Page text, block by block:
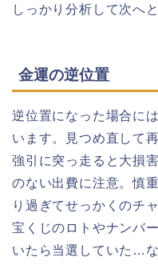
しっかり分析して次へ
金運の逆位置
逆位置になった場合に
います。見つめ直して
強引に突っ走ると大損
のない出費に注意。慎
り過ぎてせっかくのチ
宝くじのロトやナンバ
いたら当選していた…